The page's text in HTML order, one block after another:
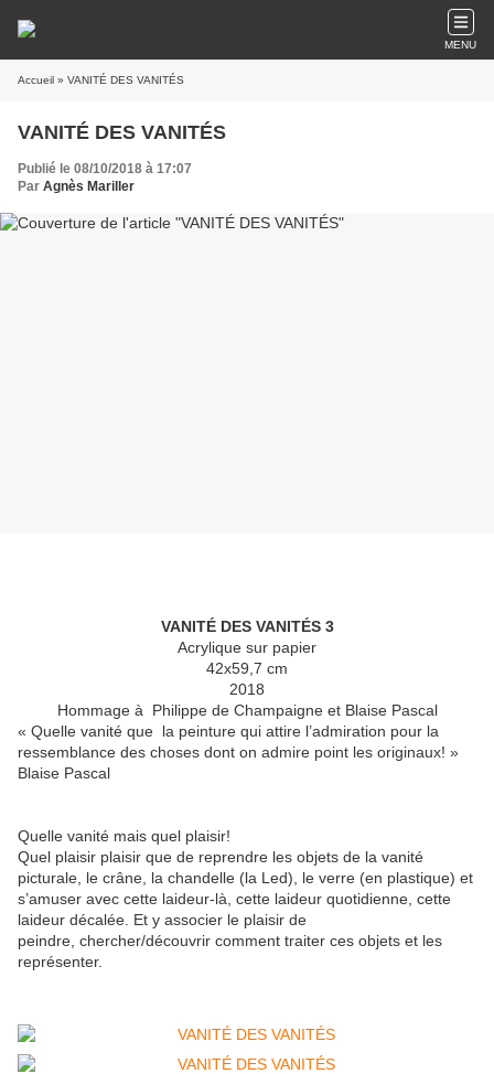
MENU
Accueil » VANITÉ DES VANITÉS
VANITÉ DES VANITÉS
Publié le 08/10/2018 à 17:07
Par Agnès Mariller
VANITÉ DES VANITÉS 3
Acrylique sur papier
42x59,7 cm
2018
Hommage à Philippe de Champaigne et Blaise Pascal
« Quelle vanité que la peinture qui attire l’admiration pour la
ressemblance des choses dont on admire point les originaux! »
Blaise Pascal
Quelle vanité mais quel plaisir!
Quel plaisir plaisir que de reprendre les objets de la vanité
picturale , le crâne, la chandelle (la Led), le verre (en plastique) et
s’amuser avec cette laideur-là, cette laideur quotidienne, cette
laideur décalée. Et y associer le plaisir de
peindre, chercher/découvrir comment traiter ces objets et les
représenter.